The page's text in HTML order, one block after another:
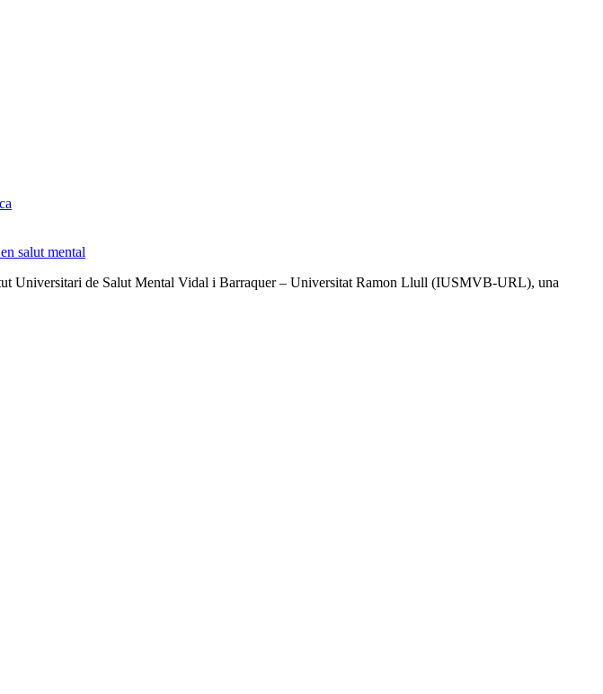
salut mental
Universitari de Salut Mental Vidal i Barraquer – Universitat Ramon Llull (IUSMVB-URL), una